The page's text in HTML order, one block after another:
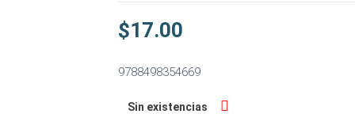
$17.00
9788498354669
Sin existencias